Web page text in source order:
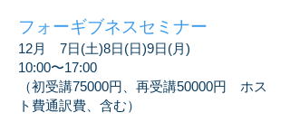
フォーギブネスセミナー
12月 7日(土)8日(日)9日(月)
10:00〜17:00
（初受講75000円、再受講50000円 ホス
ト費通訳費、含む）